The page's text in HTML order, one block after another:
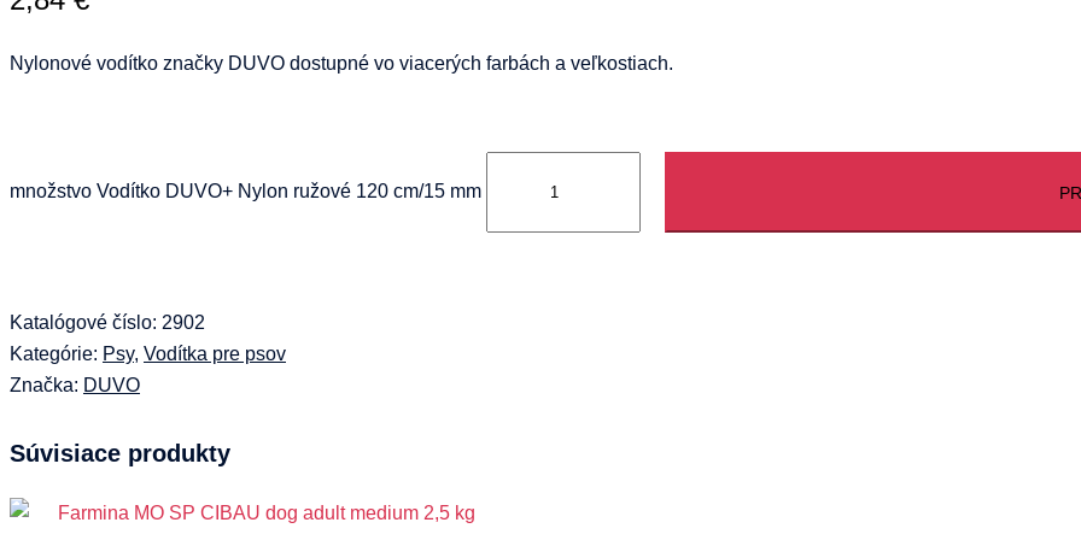
Nylonové vodítko značky DUVO dostupné vo viacerých farbách a veľkostiach.
množstvo Vodítko DUVO+ Nylon ružové 120 cm/15 mm
Katalógové číslo: 2902
Kategórie: Psy, Vodítka pre psov
Značka: DUVO
Súvisiace produkty